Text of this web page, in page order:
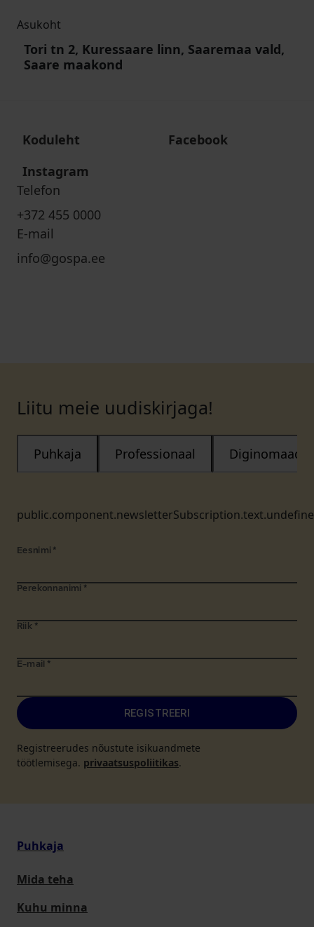
Asukoht
Tori tn 2, Kuressaare linn, Saaremaa vald,
Saare maakond
Koduleht
Facebook
Instagram
Telefon
+372 455 0000
E-mail
info@gospa.ee
Liitu meie uudiskirjaga!
Puhkaja Professionaal Diginomaad
Eesnimi *
Perekonnanimi *
Riik *
E-mail *
REGISTREERI
Registreerudes nõustute isikuandmete
töötlemisega. privaatsuspoliitikas.
Puhkaja
Mida teha
Kuhu minna